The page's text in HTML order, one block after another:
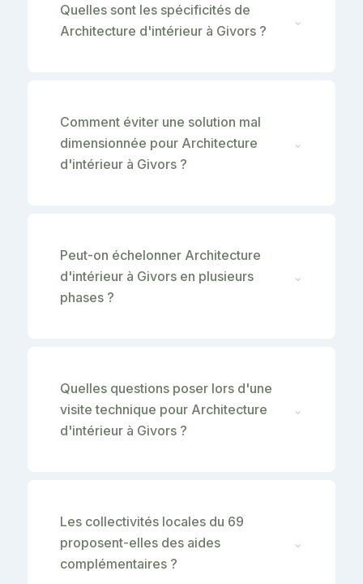
Quelles sont les spécificités de
Architecture d'intérieur à Givors ?
⌄
Comment éviter une solution mal
dimensionnée pour Architecture
d'intérieur à Givors ?
⌄
Peut-on échelonner Architecture
d'intérieur à Givors en plusieurs
phases ?
⌄
Quelles questions poser lors d'une
visite technique pour Architecture
d'intérieur à Givors ?
⌄
Les collectivités locales du 69
proposent-elles des aides
complémentaires ?
⌄